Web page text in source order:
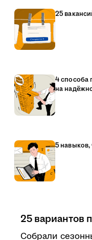
25
4 способа
на
5 навыков,
25 вариантов
Собрали